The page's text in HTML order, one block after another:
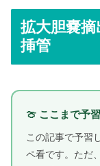
拡大胆嚢摘
挿管
🍈 ここまで予
この記事で予習
ペ看です。ただ